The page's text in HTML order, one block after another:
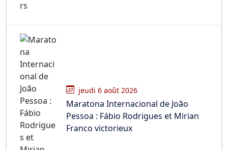
jeudi 6 août 2026
Maratona Internacional de João
Pessoa : Fábio Rodrigues et Mirian
Franco victorieux